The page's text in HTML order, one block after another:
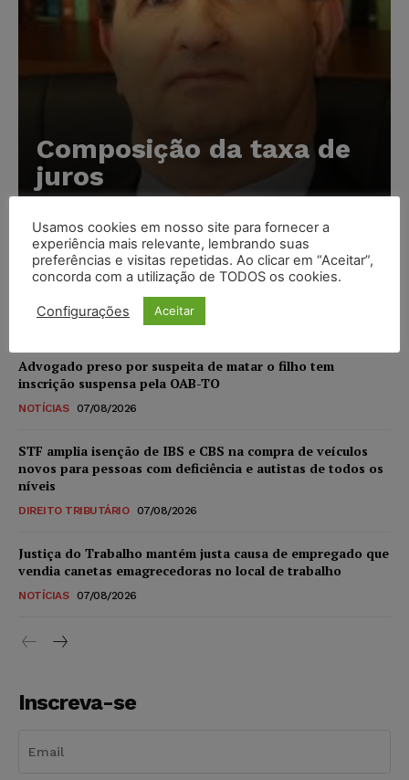
Composição da taxa de
juros
Meta é alvo de denúncia após anúncios com conteúdo
sexual infantil gerado por IA circularem em suas
07/08/2026
Advogado preso por suspeita de matar o filho tem
inscrição suspensa pela OAB-TO
NOTÍCIAS 07/08/2026
STF amplia isenção de IBS e CBS na compra de veículos
novos para pessoas com deficiência e autistas de todos os
níveis
DIREITO TRIBUTÁRIO 07/08/2026
Justiça do Trabalho mantém justa causa de empregado que
vendia canetas emagrecedoras no local de trabalho
NOTÍCIAS 07/08/2026
Inscreva-se
Usamos cookies em nosso site para fornecer a
experiência mais relevante, lembrando suas
preferências e visitas repetidas. Ao clicar em “Aceitar”,
concorda com a utilização de TODOS os cookies.
Configurações Aceitar